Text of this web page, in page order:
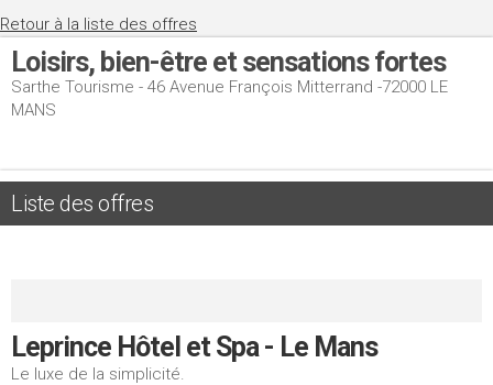
Retour à la liste des offres
Loisirs, bien-être et sensations fortes
Sarthe Tourisme - 46 Avenue François Mitterrand -72000 LE
MANS
Liste des offres
Leprince Hôtel et Spa - Le Mans
Le luxe de la simplicité.